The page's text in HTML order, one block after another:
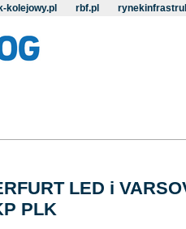
kolejowy.pl rbf.pl
LED i
PLK